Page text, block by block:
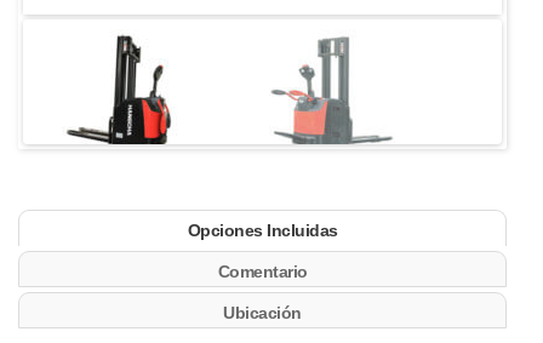
Opciones Incluidas
Comentario
Ubicación